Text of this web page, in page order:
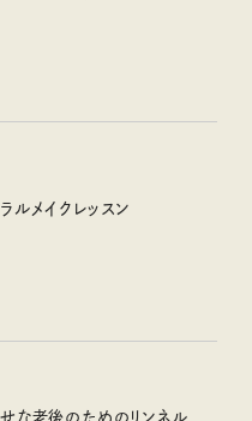
ルメイクレッスン
な老後のためのリンネル